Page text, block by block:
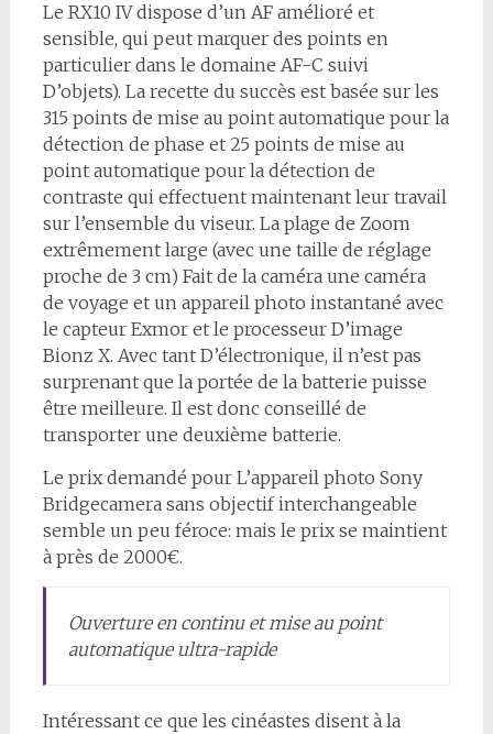
Le RX10 IV dispose d’un AF amélioré et
sensible, qui peut marquer des points en
particulier dans le domaine AF-C suivi
D’objets). La recette du succès est basée sur les
315 points de mise au point automatique pour la
détection de phase et 25 points de mise au
point automatique pour la détection de
contraste qui effectuent maintenant leur travail
sur l’ensemble du viseur. La plage de Zoom
extrêmement large (avec une taille de réglage
proche de 3 cm) Fait de la caméra une caméra
de voyage et un appareil photo instantané avec
le capteur Exmor et le processeur D’image
Bionz X. Avec tant D’électronique, il n’est pas
surprenant que la portée de la batterie puisse
être meilleure. Il est donc conseillé de
transporter une deuxième batterie.
Le prix demandé pour L’appareil photo Sony
Bridgecamera sans objectif interchangeable
semble un peu féroce: mais le prix se maintient
à près de 2000€.
Ouverture en continu et mise au point
automatique ultra-rapide
Intéressant ce que les cinéastes disent à la